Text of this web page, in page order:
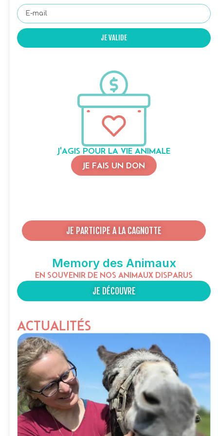
JE VALIDE
J'AGIS POUR LA VIE ANIMALE
JE FAIS UN DON
JE PARTICIPE A LA CAGNOTTE
Memory des Animaux
EN SOUVENIR DE NOS ANIMAUX DISPARUS
JE DÉCOUVRE
ACTUALITÉS